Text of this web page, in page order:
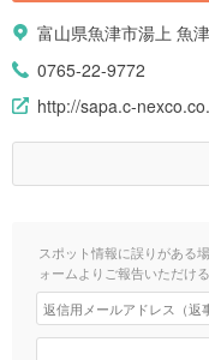
富山県魚津市湯上 魚
0765-22-9772
http://sapa.c-
スポット情報に誤りがある
ォームよりご報告いただける